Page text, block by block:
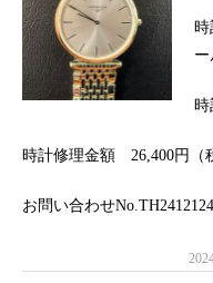
ー
時計修理金額 26,400円（
お問い合わせ